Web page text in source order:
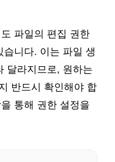
파일의 편집 권한
니다. 이는 파일 생
달라지므로, 원하는
반드시 확인해야 합
통해 권한 설정을